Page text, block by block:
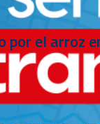
el arroz